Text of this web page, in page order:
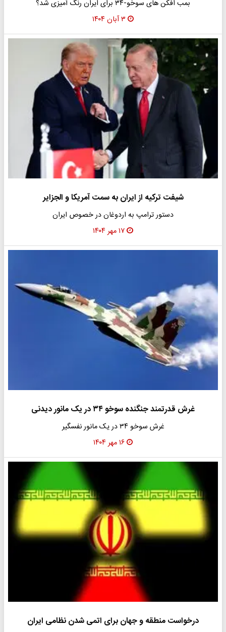
بمب افکن های سوخو-۳۴ برای ایران رنگ آمیزی شد؟
۳ آبان ۱۴۰۴
شیفت ترکیه از ایران به سمت آمریکا و الجزایر
دستور ترامپ به اردوغان در خصوص ایران
۱۷ مهر ۱۴۰۴
غرش قدرتمند جنگنده سوخو ۳۴ در یک مانور دیدنی
غرش سوخو ۳۴ در یک مانور نفسگیر
۱۶ مهر ۱۴۰۴
درخواست منطقه و جهان برای اتمی شدن نظامی ایران